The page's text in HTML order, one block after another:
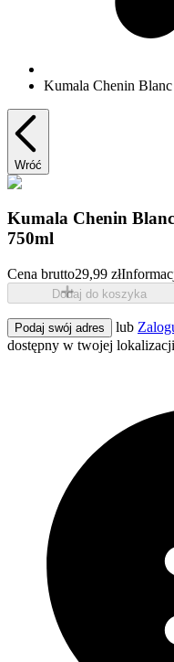
Kumala Chenin
Wróć
Kumala Chenin
750ml
Cena brutto29,99 zł
Dodaj do koszyka
Podaj swój adres lub
dostępny w twojej